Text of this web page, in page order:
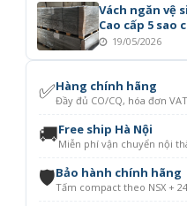
Vách ngăn vệ
Cao cấp 5 sao
19/05/2026
✅Hàng chính hãng
Đầy đủ CO/CQ, hóa đơn VAT
🚚Free ship Hà Nội
Miễn phí vận chuyển nội
🛡️Bảo hành chính hãng
Tấm compact theo NSX +